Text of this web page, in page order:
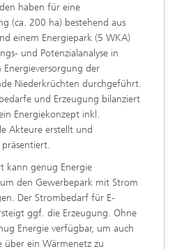
haben für eine
(ca. 200 ha) bestehend aus
einem Energiepark (5 WKA)
und Potenzialanalyse in
Energieversorgung der
Niederkrüchten durchgeführt.
und Erzeugung bilanziert
Energiekonzept inkl.
Akteure erstellt und
kann genug Energie
den Gewerbepark mit Strom
Der Strombedarf für E-
ggf. die Erzeugung. Ohne
Energie verfügbar, um auch
über ein Wärmenetz zu